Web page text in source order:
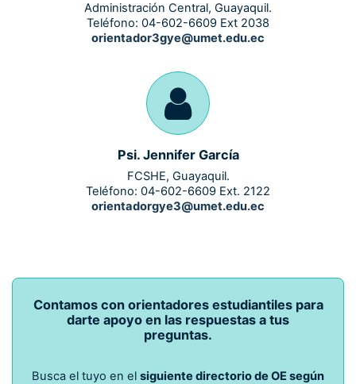
Administración Central, Guayaquil.
Teléfono: 04-602-6609 Ext 2038
orientador3gye@umet.edu.ec
Psi. Jennifer García
FCSHE, Guayaquil.
Teléfono: 04-602-6609 Ext. 2122
orientadorgye3@umet.edu.ec
Contamos con orientadores estudiantiles para
darte apoyo en las respuestas a tus
preguntas.
Busca el tuyo en el siguiente directorio de OE según